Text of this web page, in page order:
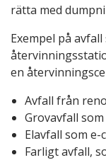
rätta med
Exempel på
en
Avfall från
Grovavfall
Elavfall som
Farligt avfall,